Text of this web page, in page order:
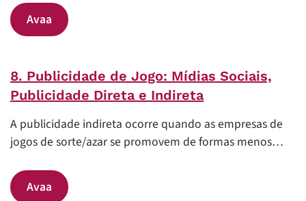
Avaa
8. Publicidade de Jogo: Mídias Sociais,
Publicidade Direta e Indireta
A publicidade indireta ocorre quando as empresas de
jogos de sorte/azar se promovem de formas menos…
Avaa